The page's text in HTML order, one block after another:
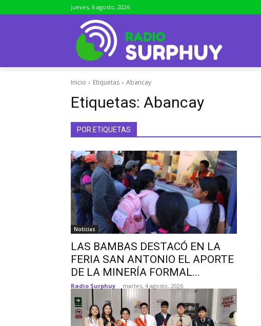
jueves, 6 agosto, 2026
Inicio Etiquetas Abancay
Etiquetas: Abancay
POR ETIQUETAS
Noticias
LAS BAMBAS DESTACÓ EN LA
FERIA SAN ANTONIO EL APORTE
DE LA MINERÍA FORMAL...
Radio Surphuy - martes, 4 agosto, 2026